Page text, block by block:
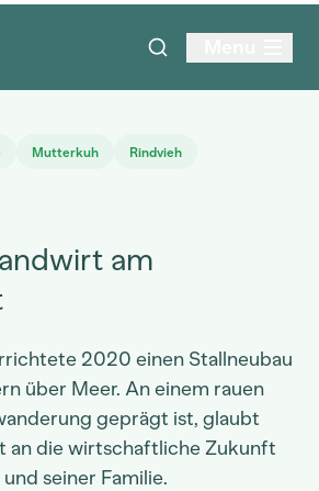
Mutterkuh Rindvieh
am
2020 einen Stallneubau
über Meer. An einem rauen
geprägt ist, glaubt
an die wirtschaftliche Zukunft
seiner Familie.